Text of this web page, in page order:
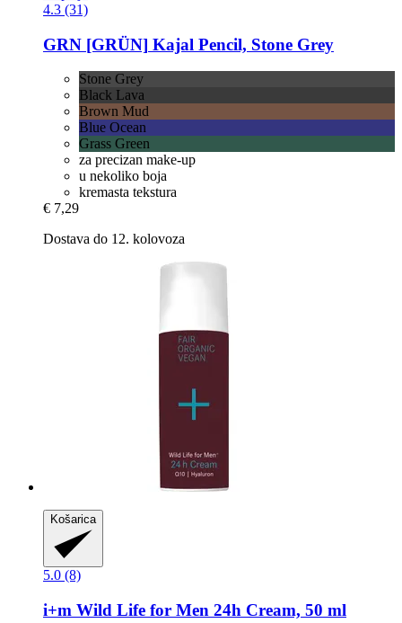
4.3 (31)
GRN [GRÜN] Kajal Pencil, Stone Grey
Stone Grey
Black Lava
Brown Mud
Blue Ocean
Grass Green
za precizan make-up
u nekoliko boja
kremasta tekstura
€ 7,29
Dostava do 12. kolovoza
Košarica
5.0 (8)
i+m Wild Life for Men 24h Cream, 50 ml